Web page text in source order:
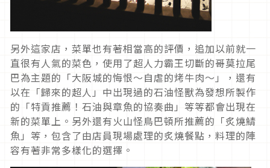
另外這家店，菜單也有著相當高的評價，追加以前就一
直很有人氣的菜色，使用了超人力霸王切斷的哥莫拉尾
巴為主題的「大阪城的悔恨～自虐的烤牛肉～」，還有
以在「歸來的超人」中出現過的石油怪獸為發想所製作
的「特貢推薦！石油與章魚的協奏曲」等等都會出現在
新的菜單上。另外還有火山怪鳥巴頓所推薦的「炙燒鯖
魚」等，包含了由店員現場處理的炙燒餐點，料理的陣
容有著非常多樣化的選擇。